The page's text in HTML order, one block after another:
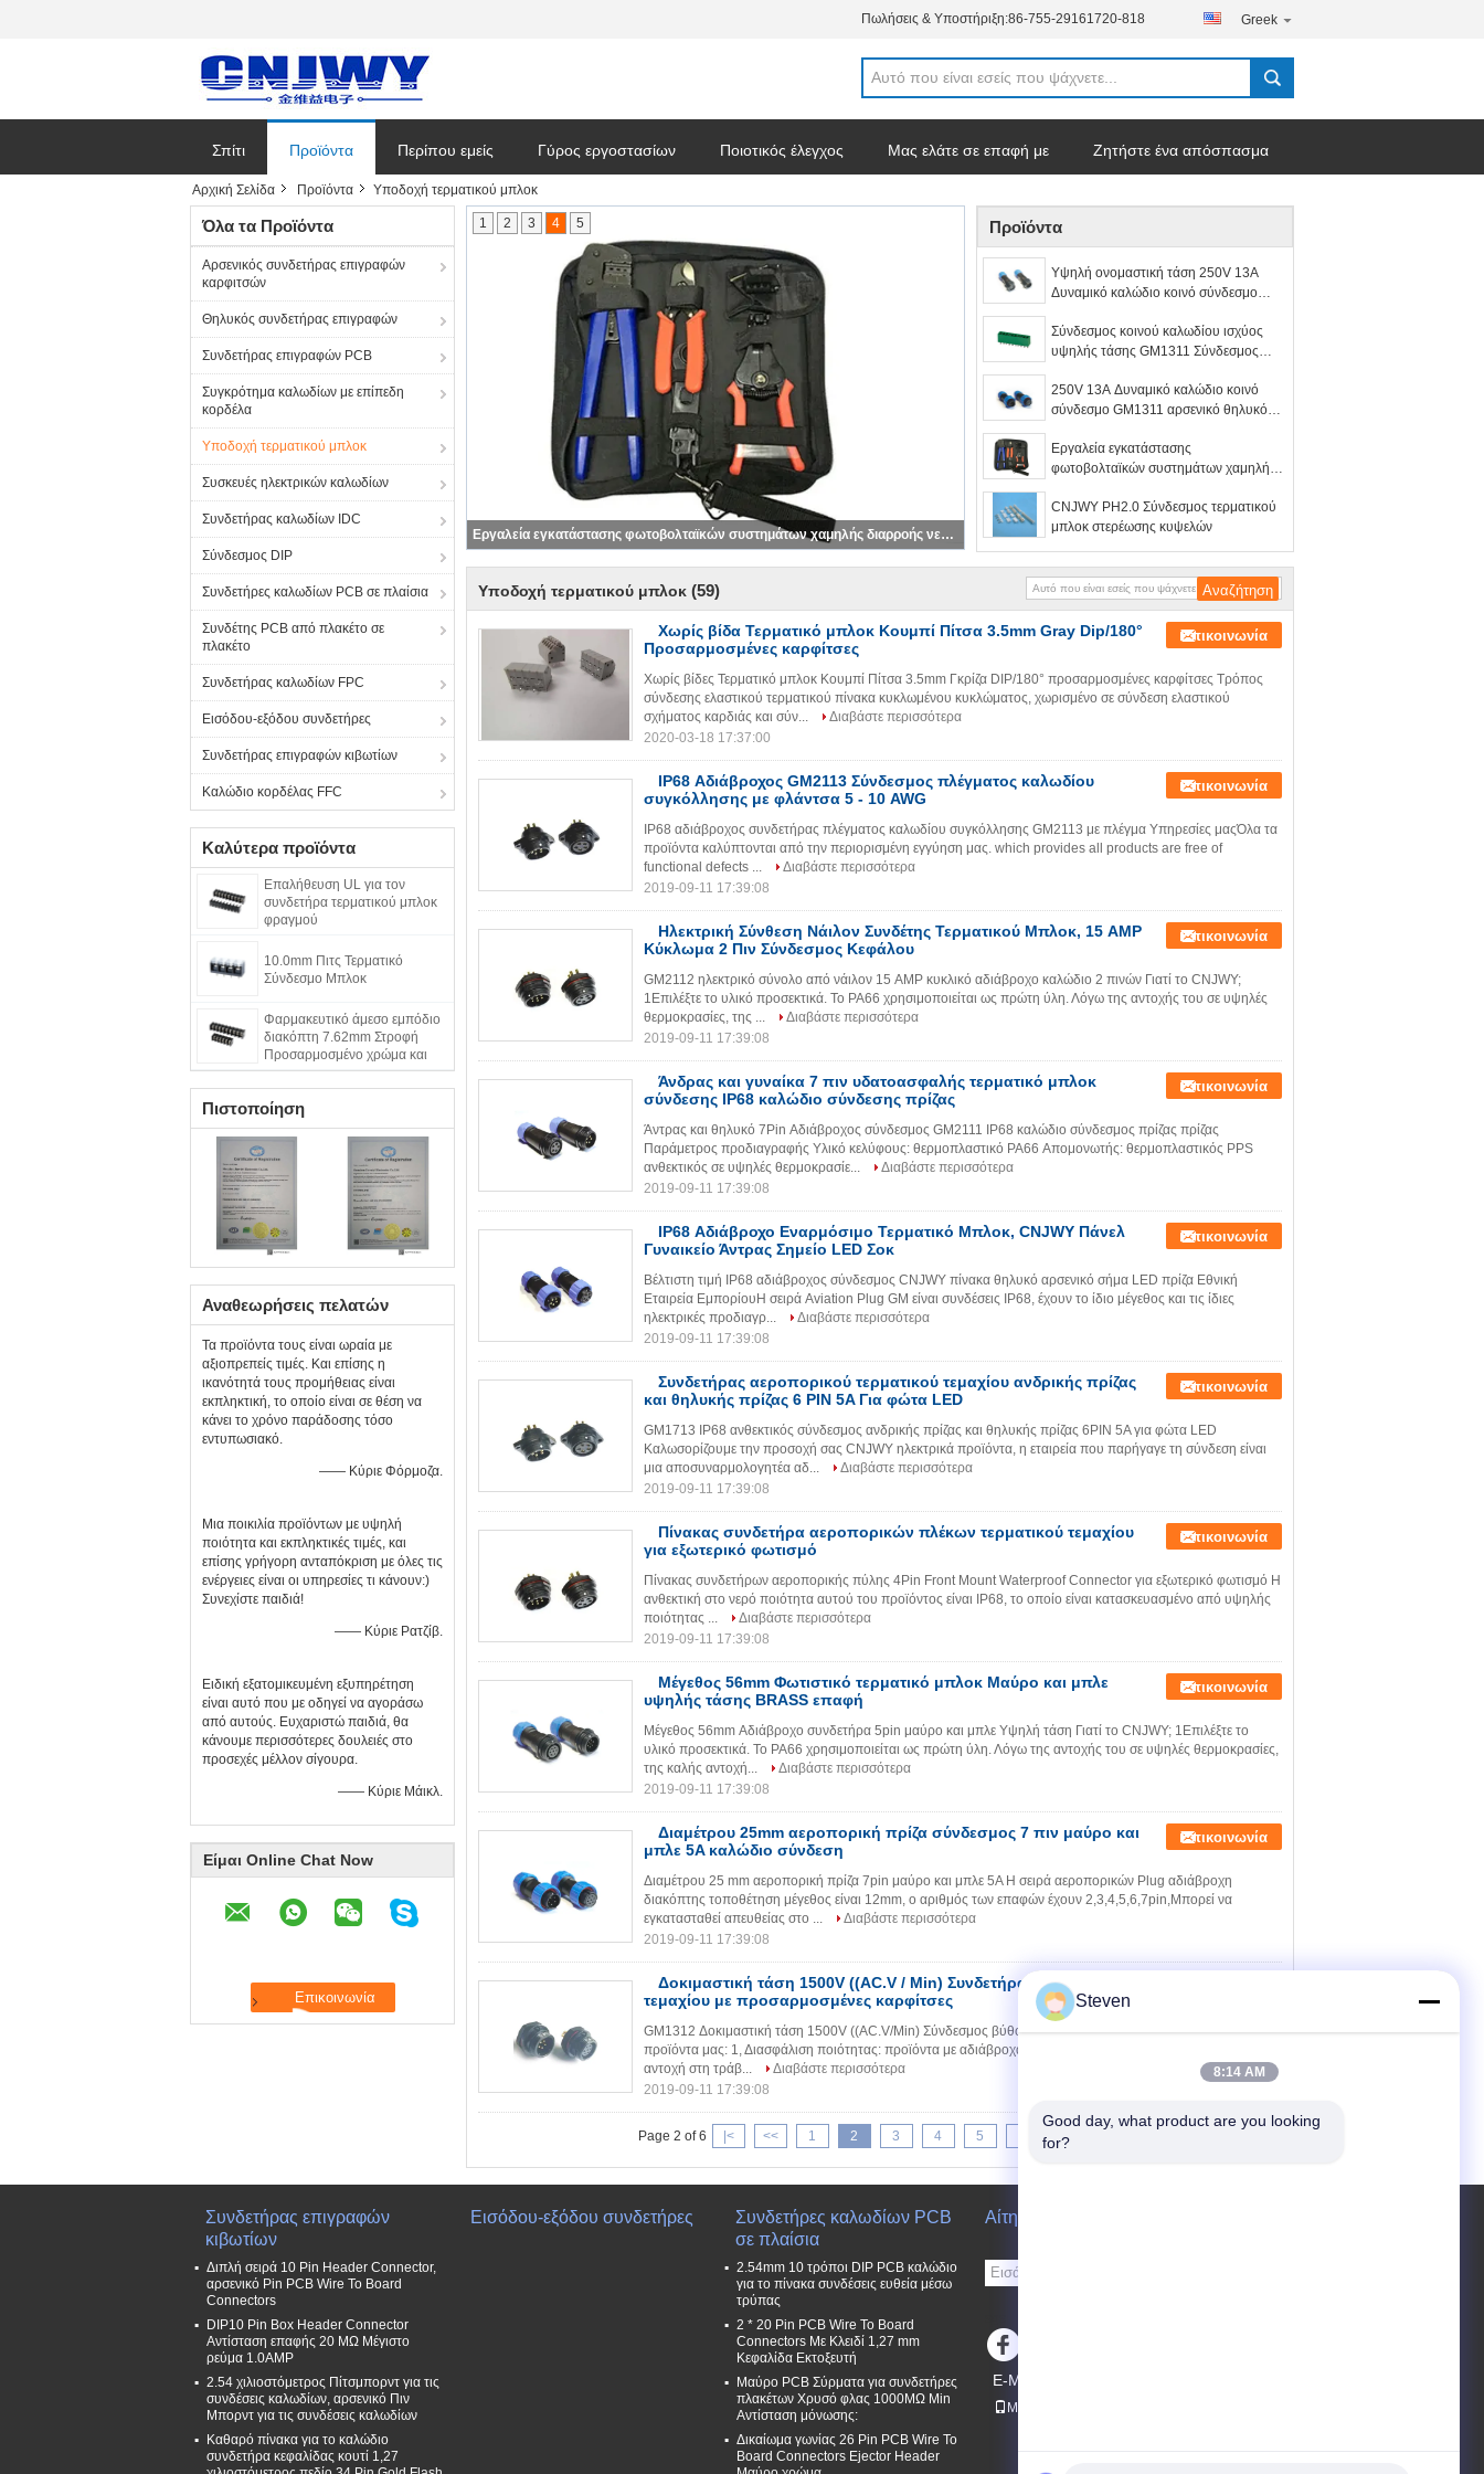
Πωλήσεις & Υποστήριξη:86-755-29161720-818 Greek
Σπίτι Προϊόντα Περίπου εμείς Γύρος εργοστασίων Ποιοτικός έλεγχος Μας ελάτε σε επαφή με Ζητήστε ένα απόσπασμα
Εταιρικές ειδήσεις
Αρχική Σελίδα Προϊόντα Υποδοχή τερματικού μπλοκ
Όλα τα Προϊόντα
Αρσενικός συνδετήρας επιγραφών
καρφιτσών
Θηλυκός συνδετήρας επιγραφών
Συνδετήρας επιγραφών PCB
Συγκρότημα καλωδίων με επίπεδη
κορδέλα
Υποδοχή τερματικού μπλοκ
Συσκευές ηλεκτρικών καλωδίων
Συνδετήρας καλωδίων IDC
Σύνδεσμος DIP
Συνδετήρες καλωδίων PCB σε πλαίσια
Συνδέτης PCB από πλακέτο σε
πλακέτο
Συνδετήρας καλωδίων FPC
Εισόδου-εξόδου συνδετήρες
Συνδετήρας επιγραφών κιβωτίων
Καλώδιο κορδέλας FFC
Καλύτερα προϊόντα
Επαλήθευση UL για τον
συνδετήρα τερματικού μπλοκ
φραγμού
10.0mm Πιτς Τερματικό
Σύνδεσμο Μπλοκ
Φαρμακευτικό άμεσο εμπόδιο
διακόπτη 7.62mm Στροφή
Προσαρμοσμένο χρώμα και
καρφίτσες
Πιστοποίηση
Αναθεωρήσεις πελατών
Τα προϊόντα τους είναι ωραία με
αξιοπρεπείς τιμές. Και επίσης η
ικανότητά τους προμήθειας είναι
εκπληκτική, το οποίο είναι σε θέση να
κάνει το χρόνο παράδοσης τόσο
εντυπωσιακό.
—— Κύριε Φόρμοζα.
Μια ποικιλία προϊόντων με υψηλή
ποιότητα και εκπληκτικές τιμές, και
επίσης γρήγορη ανταπόκριση με όλες τις
ενέργειες είναι οι υπηρεσίες τι κάνουν:)
Συνεχίστε παιδιά!
—— Κύριε Ρατζίβ.
Ειδική εξατομικευμένη εξυπηρέτηση
είναι αυτό που με οδηγεί να αγοράσω
από αυτούς. Ευχαριστώ παιδιά, θα
κάνουμε περισσότερες δουλειές στο
προσεχές μέλλον σίγουρα.
—— Κύριε Μάικλ.
Είμαι Online Chat Now
Εργαλεία εγκατάστασης φωτοβολταϊκών συστημάτων χαμηλής διαρροής νερού
1 2 3 4 5 Προϊόντα
Υψηλή ονομαστική τάση 250V 13A
Δυναμικό καλώδιο κοινό σύνδεσμο
Σύνδεσμος κοινού καλωδίου ισχύος
υψηλής τάσης GM1311 Σύνδεσμος
250V 13A Δυναμικό καλώδιο κοινό
σύνδεσμο GM1311 αρσενικό θηλυκό
Εργαλεία εγκατάστασης
φωτοβολταϊκών συστημάτων χαμηλής
CNJWY PH2.0 Σύνδεσμος τερματικού
μπλοκ στερέωσης κυψελών
Υποδοχή τερματικού μπλοκ (59)
Χωρίς βίδα Τερματικό μπλοκ Κουμπί Πίτσα 3.5mm Gray Dip/180°
Προσαρμοσμένες καρφίτσες
Επικοινωνία
Χωρίς βίδες Τερματικό μπλοκ Κουμπί Πίτσα 3.5mm Γκρίζα DIP/180° προσαρμοσμένες καρφίτσες Τρόπος
σύνδεσης ελαστικού τερματικού πίνακα κυκλωμένου κυκλώματος, χωρισμένο σε σύνδεση ελαστικού
σχήματος καρδιάς και σύν...
Διαβάστε περισσότερα
2020-03-18 17:37:00
IP68 Αδιάβροχος GM2113 Σύνδεσμος πλέγματος καλωδίου
συγκόλλησης με φλάντσα 5 - 10 AWG
Επικοινωνία
IP68 αδιάβροχος συνδετήρας πλέγματος καλωδίου συγκόλλησης GM2113 με πλέγμα Υπηρεσίες μαςΌλα τα
προϊόντα καλύπτονται από την περιορισμένη εγγύηση μας. which provides all products are free of
functional defects ...
Διαβάστε περισσότερα
2019-09-11 17:39:08
Ηλεκτρική Σύνθεση Νάιλον Συνδέτης Τερματικού Μπλοκ, 15 AMP
Κύκλωμα 2 Πιν Σύνδεσμος Κεφάλου
Επικοινωνία
GM2112 ηλεκτρικό σύνολο από νάιλον 15 AMP κυκλικό αδιάβροχο καλώδιο 2 πινών Γιατί το CNJWY;
1Επιλέξτε το υλικό προσεκτικά. Το PA66 χρησιμοποιείται ως πρώτη ύλη. Λόγω της αντοχής του σε υψηλές
θερμοκρασίες, της ...
Διαβάστε περισσότερα
2019-09-11 17:39:08
Άνδρας και γυναίκα 7 πιν υδατοασφαλής τερματικό μπλοκ
σύνδεσης IP68 καλώδιο σύνδεσης πρίζας
Επικοινωνία
Άντρας και θηλυκό 7Pin Αδιάβροχος σύνδεσμος GM2111 IP68 καλώδιο σύνδεσμος πρίζας πρίζας
Παράμετρος προδιαγραφής Υλικό κελύφους: θερμοπλαστικό PA66 Απομονωτής: θερμοπλαστικός PPS
ανθεκτικός σε υψηλές θερμοκρασίε...
Διαβάστε περισσότερα
2019-09-11 17:39:08
IP68 Αδιάβροχο Εναρμόσιμο Τερματικό Μπλοκ, CNJWY Πάνελ
Γυναικείο Άντρας Σημείο LED Σοκ
Επικοινωνία
Βέλτιστη τιμή IP68 αδιάβροχος σύνδεσμος CNJWY πίνακα θηλυκό αρσενικό σήμα LED πρίζα Εθνική
Εταιρεία ΕμπορίουΗ σειρά Aviation Plug GM είναι συνδέσεις IP68, έχουν το ίδιο μέγεθος και τις ίδιες
ηλεκτρικές προδιαγρ...
Διαβάστε περισσότερα
2019-09-11 17:39:08
Συνδετήρας αεροπορικού τερματικού τεμαχίου ανδρικής πρίζας
και θηλυκής πρίζας 6 PIN 5A Για φώτα LED
Επικοινωνία
GM1713 IP68 ανθεκτικός σύνδεσμος ανδρικής πρίζας και θηλυκής πρίζας 6PIN 5A για φώτα LED
Καλωσορίζουμε την προσοχή σας CNJWY ηλεκτρικά προϊόντα, η εταιρεία που παρήγαγε τη σύνδεση είναι
μια αποσυναρμολογητέα αδ...
Διαβάστε περισσότερα
2019-09-11 17:39:08
Πίνακας συνδετήρα αεροπορικών πλέκων τερματικού τεμαχίου
για εξωτερικό φωτισμό
Επικοινωνία
Πίνακας συνδετήρων αεροπορικής πύλης 4Pin Front Mount Waterproof Connector για εξωτερικό φωτισμό Η
ανθεκτική στο νερό ποιότητα αυτού του προϊόντος είναι IP68, το οποίο είναι κατασκευασμένο από υψηλής
ποιότητας ...
Διαβάστε περισσότερα
2019-09-11 17:39:08
Μέγεθος 56mm Φωτιστικό τερματικό μπλοκ Μαύρο και μπλε
υψηλής τάσης BRASS επαφή
Επικοινωνία
Μέγεθος 56mm Αδιάβροχο συνδετήρα 5pin μαύρο και μπλε Υψηλή τάση Γιατί το CNJWY; 1Επιλέξτε το
υλικό προσεκτικά. Το PA66 χρησιμοποιείται ως πρώτη ύλη. Λόγω της αντοχής του σε υψηλές θερμοκρασίες,
της καλής αντοχή...
Διαβάστε περισσότερα
2019-09-11 17:39:08
Διαμέτρου 25mm αεροπορική πρίζα σύνδεσμος 7 πιν μαύρο και
μπλε 5A καλώδιο σύνδεση
Επικοινωνία
Διαμέτρου 25 mm αεροπορική πρίζα 7pin μαύρο και μπλε 5A Η σειρά αεροπορικών Plug αδιάβροχη
διακόπτης τοποθέτηση μέγεθος είναι 12mm, ο αριθμός των επαφών έχουν 2,3,4,5,6,7pin,Μπορεί να
εγκατασταθεί απευθείας στο ...
Διαβάστε περισσότερα
2019-09-11 17:39:08
Δοκιμαστική τάση 1500V ((AC.V / Min) Συνδετήρας τερματικού
τεμαχίου με προσαρμοσμένες καρφίτσες
GM1312 Δοκιμαστική τάση 1500V ((AC.V/Min) Σύνδεσμος βύθους με προσαρμοσμένες καρφίτσες Τα
προϊόντα μας: 1, Διασφάλιση ποιότητας: προϊόντα με αδιάβροχα, λάδια, σκόνη και άλλες λειτουργίες, ισχυρή
αντοχή στη τράβ...
Διαβάστε περισσότερα
2019-09-11 17:39:08
Page 2 of 6 |< << 1 2 3 4 5 >>
Συνδετήρας επιγραφών
κιβωτίων
Διπλή σειρά 10 Pin Header Connector,
αρσενικό Pin PCB Wire To Board
Connectors
DIP10 Pin Box Header Connector
Αντίσταση επαφής 20 MΩ Μέγιστο
ρεύμα 1.0AMP
2.54 χιλιοστόμετρος Πίτσμπορντ για τις
συνδέσεις καλωδίων, αρσενικό Πιν
Μπορντ για τις συνδέσεις καλωδίων
Καθαρό πίνακα για το καλώδιο
συνδετήρα κεφαλίδας κουτί 1,27
Εισόδου-εξόδου συνδετήρες
Συνδετήρες καλωδίων PCB
σε πλαίσια
2.54mm 10 τρόποι DIP PCB καλώδιο
για το πίνακα συνδέσεις ευθεία μέσω
τρύπας
2 * 20 Pin PCB Wire To Board
Connectors Με Κλειδί 1,27 mm
Κεφαλίδα Εκτοξευτή
Μαύρο PCB Σύρματα για συνδετήρες
πλακέτων Χρυσό φλας 1000MΩ Min
Αντίσταση μόνωσης:
Δικαίωμα γωνίας 26 Pin PCB Wire To
Board Connectors Ejector Header
Αίτηση κράτησης
E-Mail
Mobile Site
Steven
8:14 AM
Good day, what product are you looking
for?